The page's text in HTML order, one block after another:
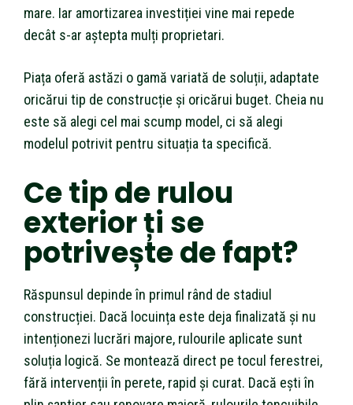
mare. Iar amortizarea investiției vine mai repede
decât s-ar aștepta mulți proprietari.
Piața oferă astăzi o gamă variată de soluții, adaptate
oricărui tip de construcție și oricărui buget. Cheia nu
este să alegi cel mai scump model, ci să alegi
modelul potrivit pentru situația ta specifică.
Ce tip de rulou
exterior ți se
potrivește de fapt?
Răspunsul depinde în primul rând de stadiul
construcției. Dacă locuința este deja finalizată și nu
intenționezi lucrări majore, rulourile aplicate sunt
soluția logică. Se montează direct pe tocul ferestrei,
fără intervenții în perete, rapid și curat. Dacă ești în